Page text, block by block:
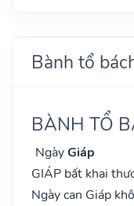
Bành tổ
BÀNH TỔ
NgàyGiáp
GIÁP bất khai
Ngày can Giáp